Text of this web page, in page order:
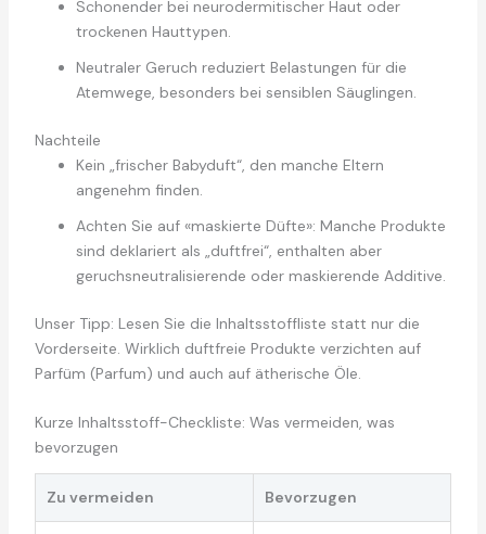
Schonender bei neurodermitischer Haut oder
trockenen Hauttypen.
Neutraler Geruch reduziert Belastungen für die
Atemwege, besonders bei sensiblen Säuglingen.
Nachteile
Kein „frischer Babyduft“, den manche Eltern
angenehm finden.
Achten Sie auf «maskierte Düfte»: Manche Produkte
sind deklariert als „duftfrei“, enthalten aber
geruchsneutralisierende oder maskierende Additive.
Unser Tipp: Lesen Sie die Inhaltsstoffliste statt nur die
Vorderseite. Wirklich duftfreie Produkte verzichten auf
Parfüm (Parfum) und auch auf ätherische Öle.
Kurze Inhaltsstoff-Checkliste: Was vermeiden, was
bevorzugen
Zu vermeiden Bevorzugen